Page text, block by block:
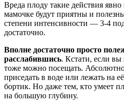
Вреда плоду такие действия
мамочке будут приятны и
степени интенсивности — 3-4
достаточно.
Вполне достаточно просто
расслабившись. Кстати, если вы
тоже можно посещать.
приседать в воде или лежать на
бортик. Но даже тем, кто умеет
на большую глубину.